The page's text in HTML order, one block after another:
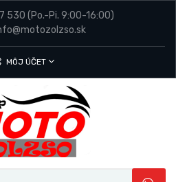
530 (Po.-Pi. 9:00-16:00)
MÔJ ÚČET